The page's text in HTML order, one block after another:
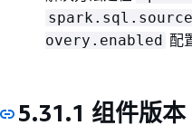
overy.enabled 配
5.31.1 组件版本